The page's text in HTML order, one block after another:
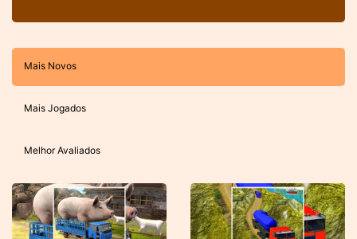
Mais Novos
Mais Jogados
Melhor Avaliados